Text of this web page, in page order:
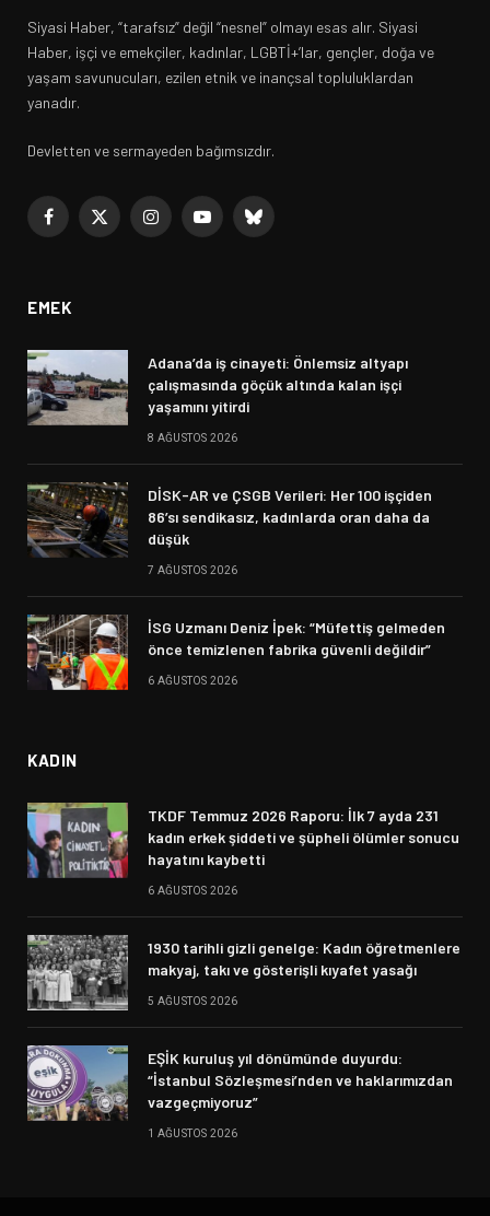
Siyasi Haber, “tarafsız” değil “nesnel” olmayı esas alır. Siyasi
Haber, işçi ve emekçiler, kadınlar, LGBTİ+’lar, gençler, doğa ve
yaşam savunucuları, ezilen etnik ve inançsal topluluklardan
yanadır.
Devletten ve sermayeden bağımsızdır.
Facebook
X
InstagramYouTubeBluesky
EMEK
Adana’da iş cinayeti: Önlemsiz altyapı
çalışmasında göçük altında kalan işçi
yaşamını yitirdi
8 AĞUSTOS 2026
DİSK-AR ve ÇSGB Verileri: Her 100 işçiden
86’sı sendikasız, kadınlarda oran daha da
düşük
7 AĞUSTOS 2026
İSG Uzmanı Deniz İpek: “Müfettiş gelmeden
önce temizlenen fabrika güvenli değildir”
6 AĞUSTOS 2026
KADIN
TKDF Temmuz 2026 Raporu: İlk 7 ayda 231
kadın erkek şiddeti ve şüpheli ölümler sonucu
hayatını kaybetti
6 AĞUSTOS 2026
1930 tarihli gizli genelge: Kadın öğretmenlere
makyaj, takı ve gösterişli kıyafet yasağı
5 AĞUSTOS 2026
EŞİK kuruluş yıl dönümünde duyurdu:
“İstanbul Sözleşmesi’nden ve haklarımızdan
vazgeçmiyoruz”
1 AĞUSTOS 2026